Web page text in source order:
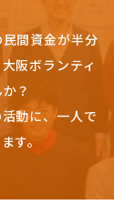
間資金が半分
阪ボランティ
？
動に、一人で
す。